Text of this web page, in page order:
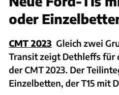
oder
CMT 2023 Gleich zwei
Transit zeigt Dethleffs für
der CMT 2023. Der
Einzelbetten, der T15 mit